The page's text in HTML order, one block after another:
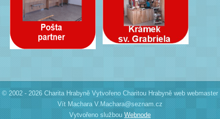
© 2002 - 2026 Charita Hrabyně Vytvořeno Charitou Hrabyně web webmaster
Vít Machara V.Machara@seznam.cz
Vytvořeno službou Webnode